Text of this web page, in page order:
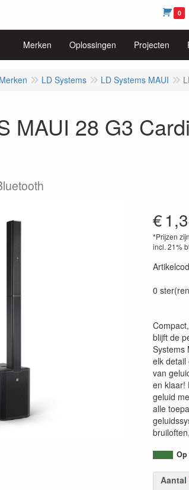
0
Merken Oplossingen Projecten
LD Systems LD Systems MAUI
MAUI 28 G3
€
*Prijzen
incl. 21%
0
blijft de
Systems
elk detail
van
en klaar!
geluid
alle
Op
Aantal